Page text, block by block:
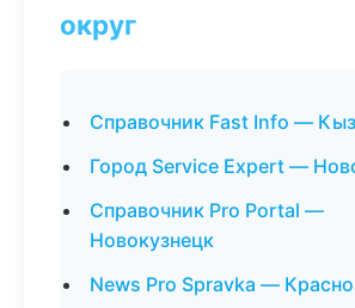
округ
Справочник Fast Info —
Город Service Expert —
Справочник Pro Portal —
Новокузнецк
News Pro Spravka —